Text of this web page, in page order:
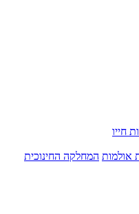
חייו
אולמות המחלקה החינוכית